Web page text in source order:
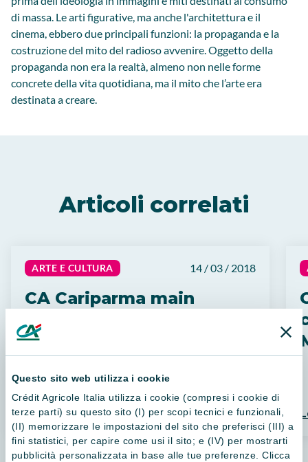
Questo sito web utilizza i cookie
Crédit Agricole Italia utilizza i cookie (compresi i cookie di
terze parti) su questo sito (I) per scopi tecnici e funzionali,
(II) memorizzare le impostazioni del sito che preferisci (III) a
fini statistici, per capire come usi il sito; e (IV) per mostrarti
pubblicità personalizzata in base alle tue preferenze. Clicca
di massa. Le arti figurative, ma anche l'architettura e il
cinema, ebbero due principali funzioni: la propaganda e la
costruzione del mito del radioso avvenire. Oggetto della
propaganda non era la realtà, almeno non nelle forme
concrete della vita quotidiana, ma il mito che l’arte era
destinata a creare.
Articoli correlati
ARTE E CULTURA 14 / 03 / 2018
CA Cariparma main
sponsor con la
Fondazione Cariparma
della mostra “PASINI E
L’ORIENTE. Luci e colori
di terre lontane” alla
Fondazione Magnani
Rocca
Leggi di più